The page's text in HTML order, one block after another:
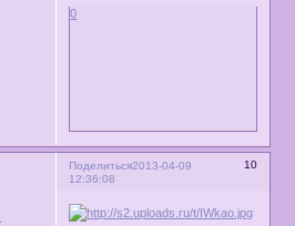
0
Поделиться 10
2013-04-09
12:36:08